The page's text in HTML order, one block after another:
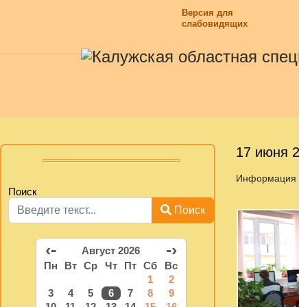
Версия для
слабовидящих
Поиск
Поиск
‹- Август 2026 -›
Пн Вт Ср Чт Пт Сб
Вс
1
2
3
4 5 6 7 8
9
17 июня
Информация